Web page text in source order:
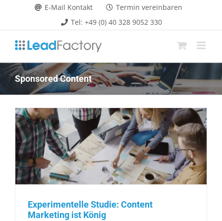
springen
E-Mail Kontakt
Termin vereinbaren
Tel: +49 (0) 40 328 9052 330
Sponsored Content
Experimentelle Studie: Content
Marketing ist König